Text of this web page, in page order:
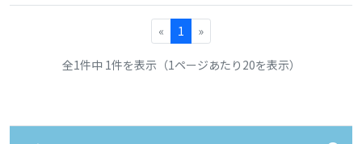
« 1 »
全1件中 1件を表示（1ページあたり20を表示）